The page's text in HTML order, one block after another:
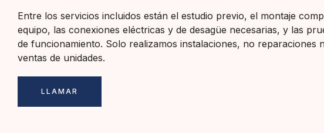
Entre los servicios incluidos están el estudio previo, el montaje
equipo, las conexiones eléctricas y de desagüe necesarias, y las
de funcionamiento. Solo realizamos instalaciones, no reparaciones
ventas de unidades.
LLAMAR